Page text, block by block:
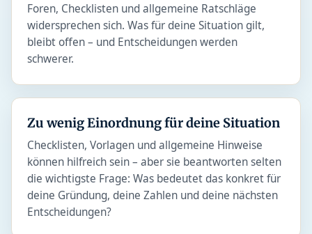
Foren, Checklisten und allgemeine Ratschläge
widersprechen sich. Was für deine Situation gilt,
bleibt offen – und Entscheidungen werden
schwerer.
Zu wenig Einordnung für deine Situation
Checklisten, Vorlagen und allgemeine Hinweise
können hilfreich sein – aber sie beantworten selten
die wichtigste Frage: Was bedeutet das konkret für
deine Gründung, deine Zahlen und deine nächsten
Entscheidungen?